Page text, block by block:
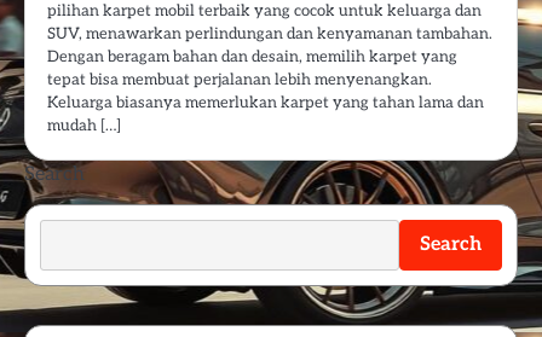
pilihan karpet mobil terbaik yang cocok untuk keluarga dan
SUV, menawarkan perlindungan dan kenyamanan tambahan.
Dengan beragam bahan dan desain, memilih karpet yang
tepat bisa membuat perjalanan lebih menyenangkan.
Keluarga biasanya memerlukan karpet yang tahan lama dan
mudah […]
Search
Search